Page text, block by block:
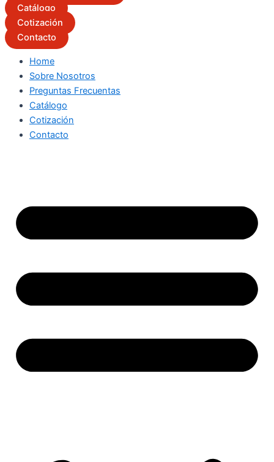
Catálogo
Cotización
Contacto
Home
Sobre Nosotros
Preguntas Frecuentas
Catálogo
Cotización
Contacto